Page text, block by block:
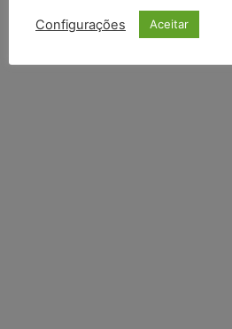
Política de Privacidade
Configurações Aceitar